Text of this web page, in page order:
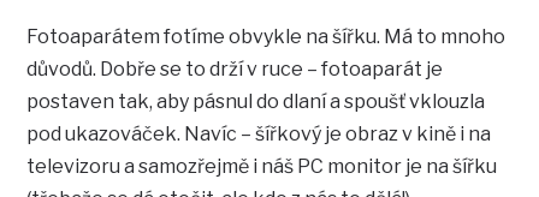
Fotoaparátem fotíme obvykle na šířku. Má to mnoho
důvodů. Dobře se to drží v ruce – fotoaparát je
postaven tak, aby pásnul do dlaní a spoušť vklouzla
pod ukazováček. Navíc – šířkový je obraz v kině i na
televizoru a samozřejmě i náš PC monitor je na šířku